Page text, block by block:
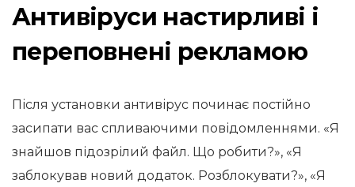
Антивіруси настирливі і
переповнені рекламою
Після установки антивірус починає постійно
засипати вас спливаючими повідомленнями. «Я
знайшов підозрілий файл. Що робити?», «Я
заблокував новий додаток. Розблокувати?», «Я